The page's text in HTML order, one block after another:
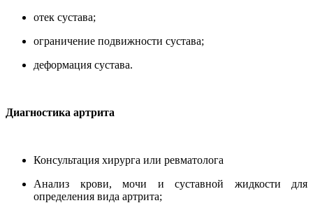
отек сустава;
ограничение подвижности сустава;
деформация сустава.
Диагностика артрита
Консультация хирурга или ревматолога
Анализ крови, мочи и суставной жидкости для
определения вида артрита;